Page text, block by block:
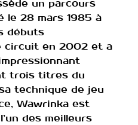
un parcours
le 28 mars 1985 à
débuts
circuit en 2002 et a
trois titres du
technique de jeu
Wawrinka est
des meilleurs